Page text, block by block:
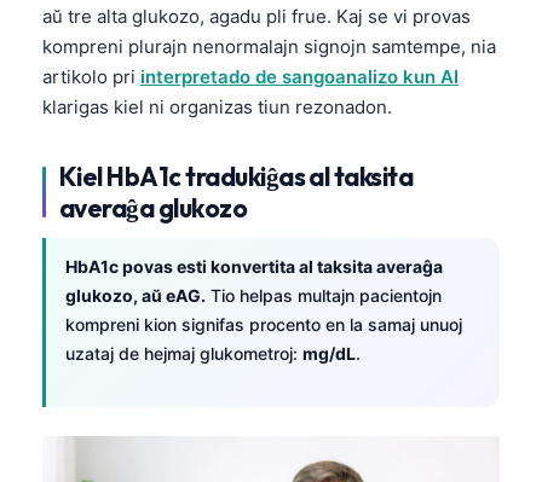
aŭ tre alta glukozo, agadu pli frue. Kaj se vi provas
kompreni plurajn nenormalajn signojn samtempe, nia
artikolo pri interpretado de sangoanalizo kun AI
klarigas kiel ni organizas tiun rezonadon.
Kiel HbA1c tradukiĝas al taksita
averaĝa glukozo
HbA1c povas esti konvertita al taksita averaĝa
glukozo, aŭ eAG. Tio helpas multajn pacientojn
kompreni kion signifas procento en la samaj unuoj
uzataj de hejmaj glukometroj: mg/dL.